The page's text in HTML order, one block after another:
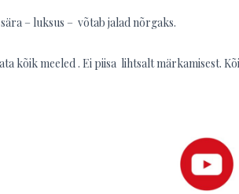
– luksus – võtab jalad nõrgaks.
kõik meeled . Ei piisa lihtsalt märkamisest.